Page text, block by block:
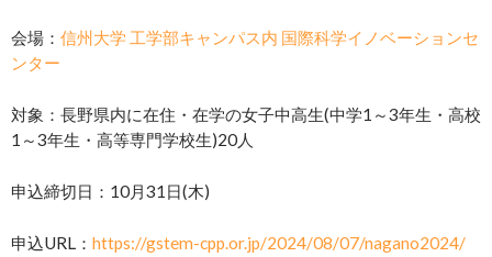
会場： 信州大学 工学部キャンパス内 国際科学イノベーションセ
ンター
対象：長野県内に在住・在学の女子中高生(中学1～3年生・高校
1～3年生・高等専門学校生)20人
申込締切日：10月31日(木)
申込URL： https://gstem-cpp.or.jp/2024/08/07/nagano2024/